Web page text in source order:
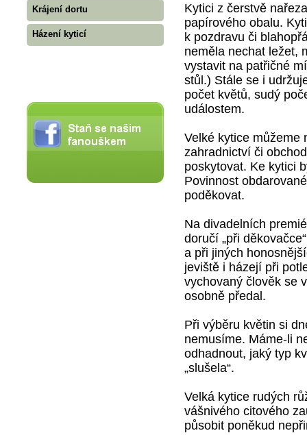
Krájení dortu
Házení kyticí
Kytici z čerstvě
papírového obalu.
k pozdravu či
neměla nechat ležet,
vystavit na patřičné
stůl.) Stále se i
počet květů, sudý
událostem.
Velké kytice můžeme
zahradnictví či
poskytovat. Ke kytici
Povinnost
poděkovat.
Na divadelních
doručí „při
a při jiných
jeviště i házejí při
vychovaný člověk se
osobně předal.
Při výběru květin si
nemusíme. Máme-li
odhadnout, jaký typ
„slušela“.
Velká kytice rudých
vášnivého citového
působit poněkud